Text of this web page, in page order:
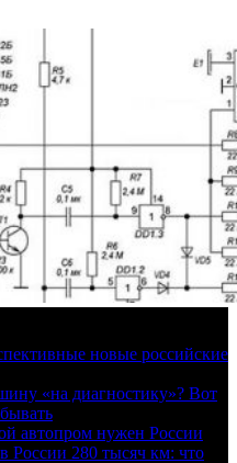
новые российские
«на диагностику»? Вот
автопром нужен России
России 280 тысяч км: что